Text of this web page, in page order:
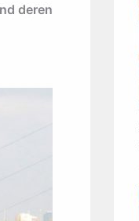
deren